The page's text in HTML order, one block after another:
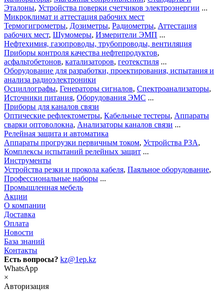
Эталоны, Устройства поверки счетчиков электроэнергии ...
Микроклимат и аттестация рабочих мест
Термогигрометры, Дозиметры, Радиометры, Аттестация
рабочих мест, Шумомеры, Измерители ЭМП ...
Нефтехимия, газопроводы, трубопроводы, вентиляция
Приборы контроля качества нефтепродуктов,
асфальтобетонов, катализаторов, геотекстиля ...
Оборудование для разработки, проектирования, испытания и
анализа радиоэлектроники
Осциллографы, Генераторы сигналов, Спектроанализаторы,
Источники питания, Оборудования ЭМС ...
Приборы для каналов связи
Оптические рефлектометры, Кабельные тестеры, Аппараты
сварки оптоволокна, Анализаторы каналов связи ...
Релейная защита и автоматика
Аппараты прогрузки первичным током, Устройства РЗА,
Комплексы испытаний релейных защит ...
Инструменты
Устройства резки и прокола кабеля, Паяльное оборудование,
Профессиональные наборы ...
Промышленная мебель
Акции
О компании
Доставка
Оплата
Новости
База знаний
Контакты
Есть вопросы? kz@1ep.kz
WhatsApp
×
Авторизация